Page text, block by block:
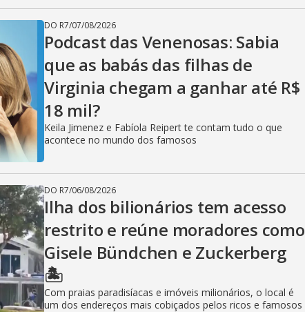
DO R7/07/08/2026
Podcast das Venenosas: Sabia
que as babás das filhas de
Virginia chegam a ganhar até R$
18 mil?
Keila Jimenez e Fabíola Reipert te contam tudo o que
acontece no mundo dos famosos
DO R7/06/08/2026
Ilha dos bilionários tem acesso
restrito e reúne moradores como
Gisele Bündchen e Zuckerberg
🏝️
Com praias paradisíacas e imóveis milionários, o local é
um dos endereços mais cobiçados pelos ricos e famosos